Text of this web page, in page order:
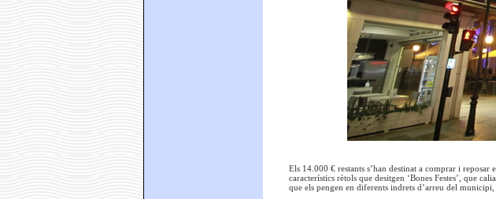
Els 14.000 € restants s’han destinat a comprar i reposar
característics rètols que desitgen ‘Bones Festes’, que
que els pengen en diferents indrets d’arreu del